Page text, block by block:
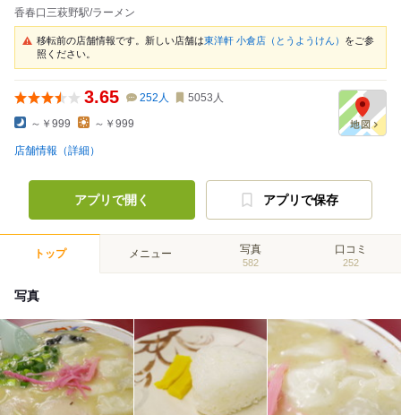
香春口三萩野駅/ラーメン
移転前の店舗情報です。新しい店舗は東洋軒 小倉店（とうようけん） をご参
照ください。
3.65 252 人 5053 人
～￥999 ～￥999
店舗情報（詳細）
アプリで開く アプリで保存
トップ メニュー 写真
582
口コミ
252
写真